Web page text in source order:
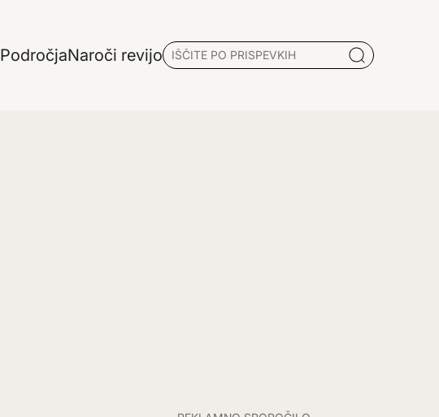
PodročjaNaroči revijo